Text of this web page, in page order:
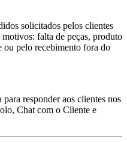
solicitados pelos clientes
falta de peças, produto
ou pelo recebimento fora do
responder aos clientes nos
Chat com o Cliente e